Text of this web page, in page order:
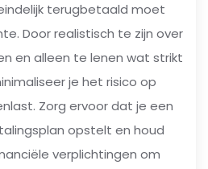
terugbetaald moet
Door realistisch te zijn over
en alleen te lenen wat strikt
je het risico op
Zorg ervoor dat je een
opstelt en houd
verplichtingen om